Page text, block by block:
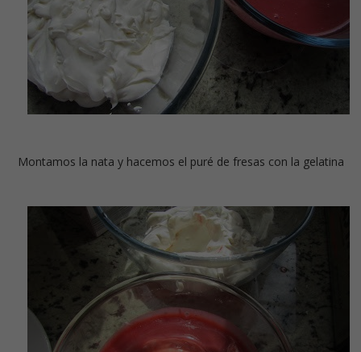
Montamos la nata y hacemos el puré de fresas con la gelatina